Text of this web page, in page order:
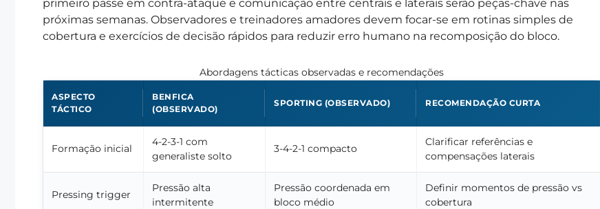
primeiro passe em contra-ataque e comunicação entre centrais e laterais serão peças-chave nas
próximas semanas. Observadores e treinadores amadores devem focar-se em rotinas simples de
cobertura e exercícios de decisão rápidos para reduzir erro humano na recomposição do bloco.
Abordagens tácticas observadas e recomendações
ASPECTO
TÁCTICO
BENFICA
(OBSERVADO)
SPORTING (OBSERVADO) RECOMENDAÇÃO CURTA
Formação inicial
4-2-3-1 com
generaliste solto
3-4-2-1 compacto
Clarificar referências e
compensações laterais
Pressing trigger
Pressão alta
intermitente
Pressão coordenada em
bloco médio
Definir momentos de pressão vs
cobertura